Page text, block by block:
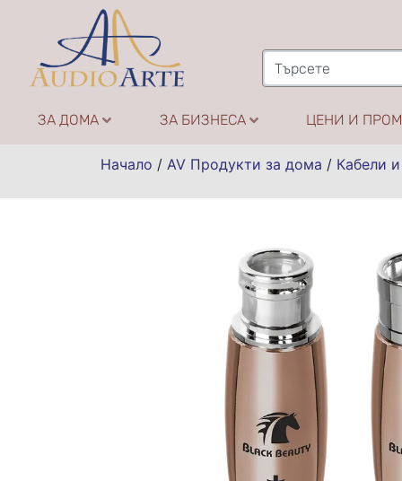
ЗА ДОМА ЗА БИЗНЕСА ЦЕНИ И
Начало / AV Продукти за дома / Кабели